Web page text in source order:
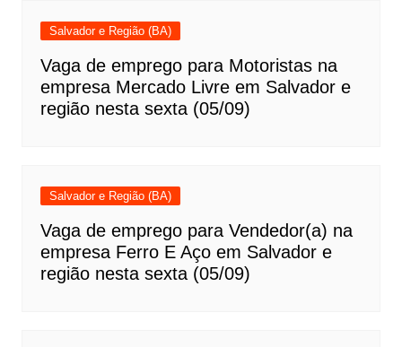
Salvador e Região (BA)
Vaga de emprego para Motoristas na
empresa Mercado Livre em Salvador e
região nesta sexta (05/09)
Salvador e Região (BA)
Vaga de emprego para Vendedor(a) na
empresa Ferro E Aço em Salvador e
região nesta sexta (05/09)